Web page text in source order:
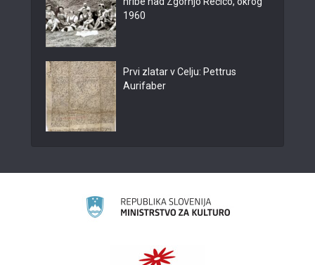
1960
Prvi zlatar v Celju: Pettrus
Aurifaber